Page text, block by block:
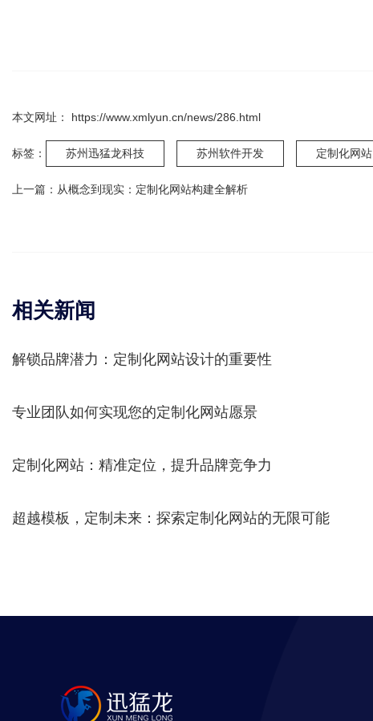
本文网址： https://www.xmlyun.cn/news/286.html
标签： 苏州迅猛龙科技 苏州软件开发 定制化网站
上一篇： 从概念到现实：定制化网站构建全解析
相关新闻
解锁品牌潜力：定制化网站设计的重要性
专业团队如何实现您的定制化网站愿景
定制化网站：精准定位，提升品牌竞争力
超越模板，定制未来：探索定制化网站的无限可能